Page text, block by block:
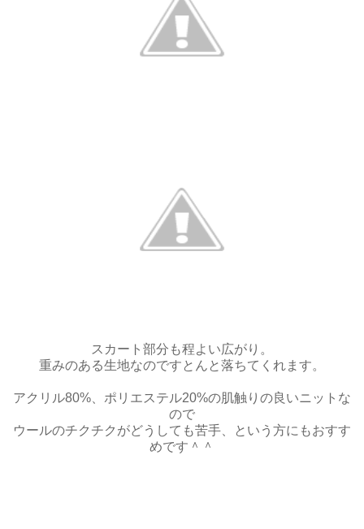
スカート部分も程よい広がり。
重みのある生地なのですとんと落ちてくれます。
アクリル80%、ポリエステル20%の肌触りの良いニットな
ので
ウールのチクチクがどうしても苦手、という方にもおすす
めです＾＾